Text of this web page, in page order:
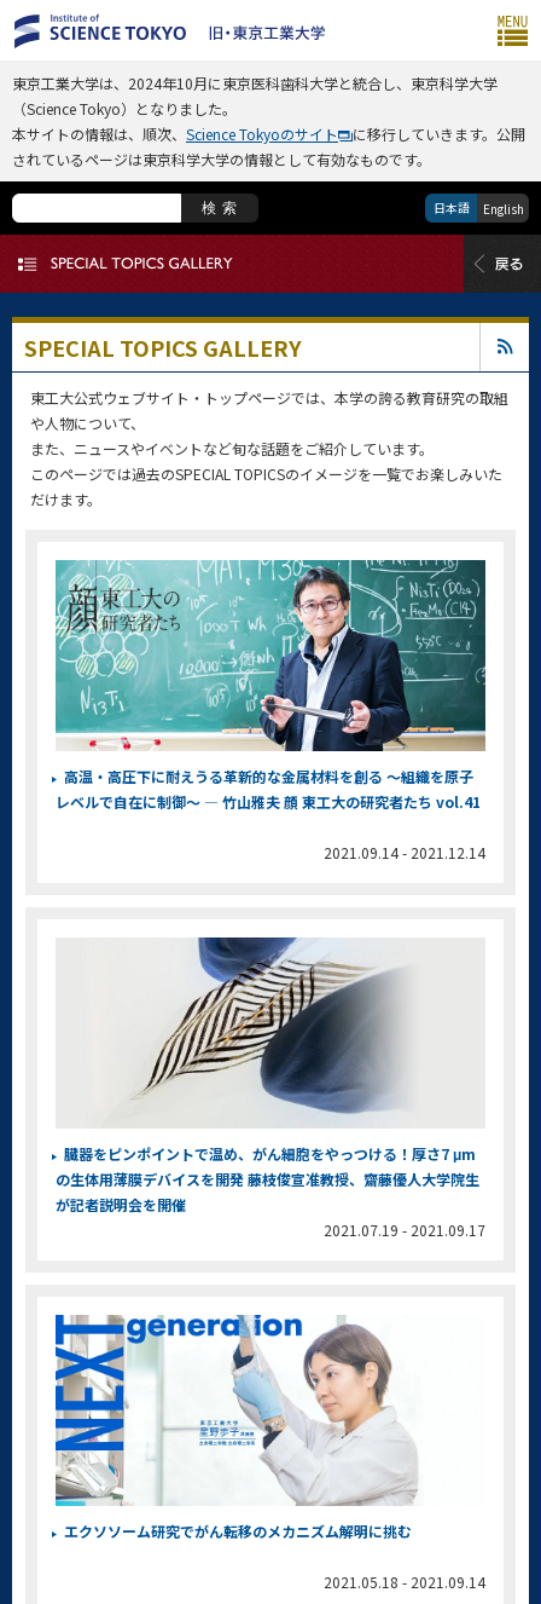
東京工業大学は、2024年10月に東京医科歯科大学と統合し、東京科学大学
（Science Tokyo）となりました。
本サイトの情報は、順次、 Science Tokyoのサイト
に移行していきます。公開
されているページは東京科学大学の情報として有効なものです。
検索 日本語 English
SPECIAL TOPICS GALLERY
東工大公式ウェブサイト・トップページでは、本学の誇る教育研究の取組
や人物について、
また、ニュースやイベントなど旬な話題をご紹介しています。
このページでは過去のSPECIAL TOPICSのイメージを一覧でお楽しみいた
だけます。
高温・高圧下に耐えうる革新的な金属材料を創る ～組織を原子
レベルで自在に制御～ ― 竹山雅夫 顔 東工大の研究者たち vol.41
2021.09.14 - 2021.12.14
臓器をピンポイントで温め、がん細胞をやっつける！厚さ7 μm
の生体用薄膜デバイスを開発 藤枝俊宣准教授、齋藤優人大学院生
が記者説明会を開催
2021.07.19 - 2021.09.17
エクソソーム研究でがん転移のメカニズム解明に挑む
2021.05.18 - 2021.09.14